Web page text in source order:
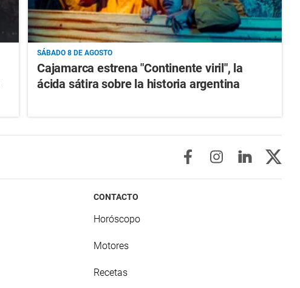
SÁBADO 8 DE AGOSTO
Cajamarca estrena "Continente viril", la
ácida sátira sobre la historia argentina
CONTACTO
Horóscopo
Motores
Recetas